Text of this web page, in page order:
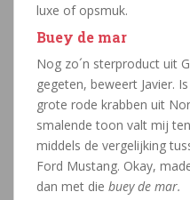
luxe of opsmuk.
Buey de mar
Nog zo´n sterproduct uit
gegeten, beweert Javier.
grote rode krabben uit
smalende toon valt mij
middels de vergelijking
Ford Mustang. Okay,
dan met die buey de mar.